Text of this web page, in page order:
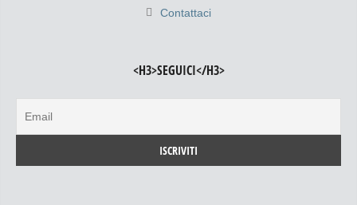
Contattaci
<H3>SEGUICI</H3>